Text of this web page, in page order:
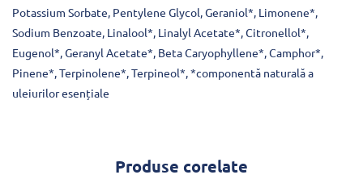
Potassium Sorbate, Pentylene Glycol, Geraniol*, Limonene*,
Sodium Benzoate, Linalool*, Linalyl Acetate*, Citronellol*,
Eugenol*, Geranyl Acetate*, Beta Caryophyllene*, Camphor*,
Pinene*, Terpinolene*, Terpineol*, *componentă naturală a
uleiurilor esențiale
Produse corelate